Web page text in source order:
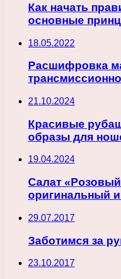
Как начать
основные
18.05.2022
Расшифровка
21.10.2024
Красивые
образы для
19.04.2024
Салат
оригинальный
29.07.2017
Заботимся за
23.10.2017